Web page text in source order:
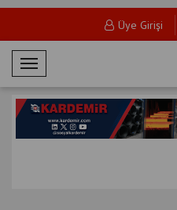
Üye Girişi
M
o
b
l